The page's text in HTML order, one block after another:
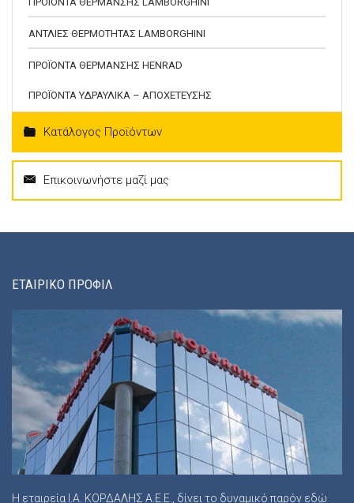
ΑΝΤΛΙΕΣ ΘΕΡΜΟΤΗΤΑΣ LAMBORGHINI
ΠΡΟΪΟΝΤΑ ΘΕΡΜΑΝΣΗΣ HENRAD
ΠΡΟΪΟΝΤΑ ΥΔΡΑΥΛΙΚΑ – ΑΠΟΧΕΤΕΥΣΗΣ
Κατάλογος Προϊόντων
Επικοινωνήστε μαζί μας
ΕΤΑΙΡΙΚΟ ΠΡΟΦΙΛ
Η εταιρεία Ι.Α. ΚΟΡΔΑΛΗΣ Α.Ε.Ε., δίνει το δυναμικό παρόν εδώ